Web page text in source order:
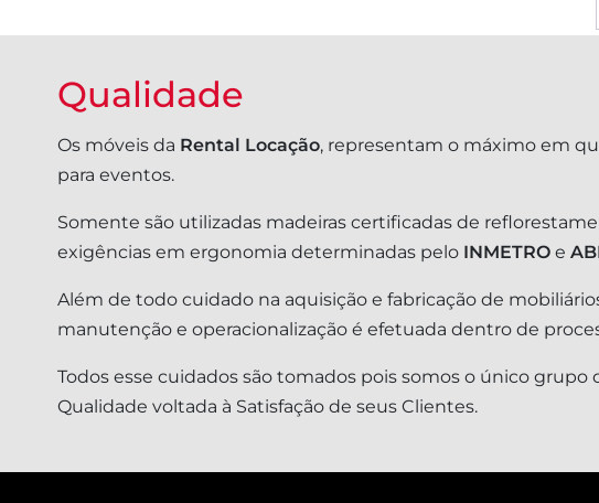
Qualidade
Os móveis da Rental Locação, representam o máximo em
para eventos.
Somente são utilizadas madeiras certificadas de
exigências em ergonomia determinadas pelo INMETRO e
Além de todo cuidado na aquisição e fabricação de
manutenção e operacionalização é efetuada dentro de
Todos esse cuidados são tomados pois somos o único
Qualidade voltada à Satisfação de seus Clientes.